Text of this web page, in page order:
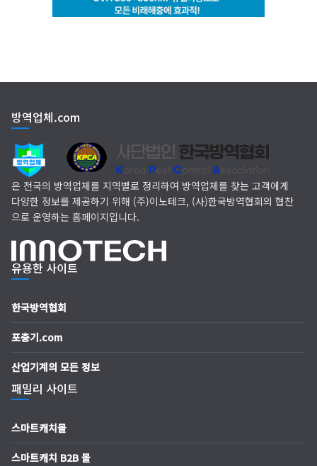
(주)다잘방역
방역업체.com
은 전국의 방역업체를 지역별로 정리하여 방역업체를 찾는 고객에게
다양한 정보를 제공하기 위해 (주)이노테크, (사)한국방역협회의 협찬
으로 운영하는 홈페이지입니다.
유용한 사이트
한국방역협회
포충기.com
산업기계의 모든 정보
패밀리 사이트
스마트캐치몰
스마트캐치 B2B 몰